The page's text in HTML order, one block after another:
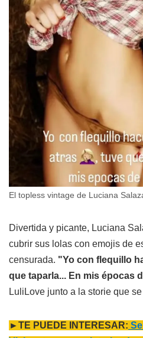
El topless vintage de Luciana
Divertida y picante, Luciana
cubrir sus lolas con emojis de
censurada. "Yo con flequillo
que taparla... En mis épocas
LuliLove junto a la storie que
►TE PUEDE INTERESAR: